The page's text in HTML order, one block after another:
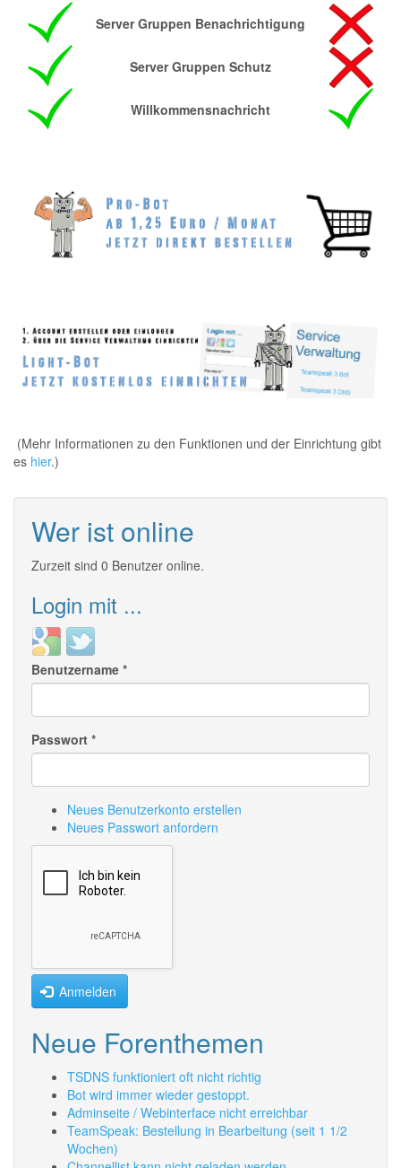
Server Gruppen Benachrichtigung
Server Gruppen Schutz
Willkommensnachricht
(Mehr Informationen zu den Funktionen und der Einrichtung gibt
es hier.)
Wer ist online
Zurzeit sind 0 Benutzer online.
Login mit ...
Login
with
Google
Login
with
Twitter
Benutzername *
Passwort *
Neues Benutzerkonto erstellen
Neues Passwort anfordern
Anmelden
Neue Forenthemen
TSDNS funktioniert oft nicht richtig
Bot wird immer wieder gestoppt.
Adminseite / Webinterface nicht erreichbar
TeamSpeak: Bestellung in Bearbeitung (seit 1 1/2
Wochen)